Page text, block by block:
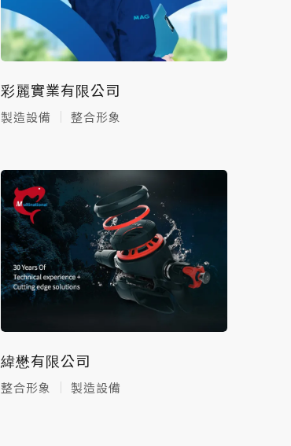
彩麗實業有限公司
製造設備 整合形象
緯懋有限公司
整合形象 製造設備